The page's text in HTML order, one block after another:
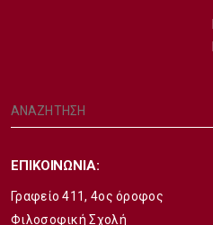
ΕΠΙΚΟΙΝΩΝΙΑ:
Γραφείο 411, 4ος όροφος
Φιλοσοφική Σχολή